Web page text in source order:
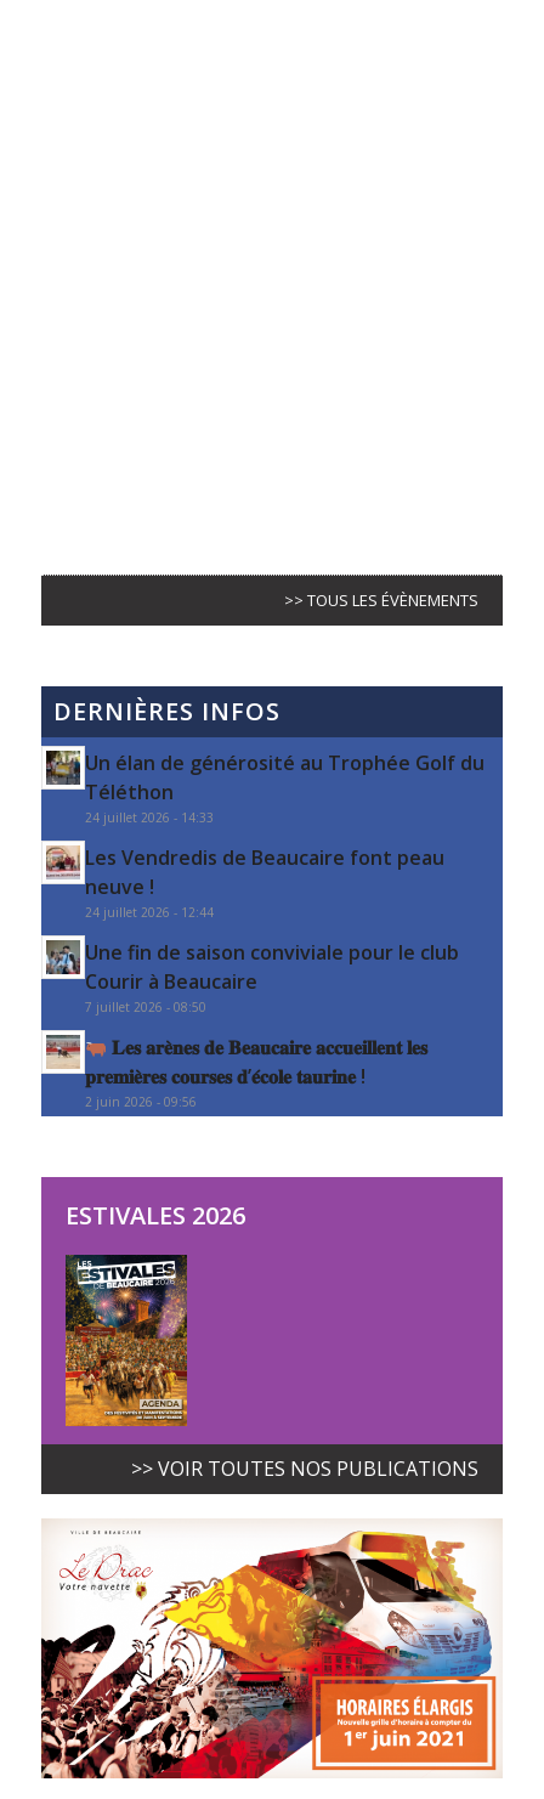
>> TOUS LES ÉVÈNEMENTS
DERNIÈRES INFOS
Un élan de générosité au Trophée Golf du
Téléthon
24 juillet 2026 - 14:33
Les Vendredis de Beaucaire font peau
neuve !
24 juillet 2026 - 12:44
Une fin de saison conviviale pour le club
Courir à Beaucaire
7 juillet 2026 - 08:50
𝐋𝐞𝐬 𝐚𝐫𝐞̀𝐧𝐞𝐬 𝐝𝐞 𝐁𝐞𝐚𝐮𝐜𝐚𝐢𝐫𝐞 𝐚𝐜𝐜𝐮𝐞𝐢𝐥𝐥𝐞𝐧𝐭 𝐥𝐞𝐬
𝐩𝐫𝐞𝐦𝐢𝐞̀𝐫𝐞𝐬 𝐜𝐨𝐮𝐫𝐬𝐞𝐬 𝐝’𝐞́𝐜𝐨𝐥𝐞 𝐭𝐚𝐮𝐫𝐢𝐧𝐞 !
2 juin 2026 - 09:56
ESTIVALES 2026
>> VOIR TOUTES NOS PUBLICATIONS